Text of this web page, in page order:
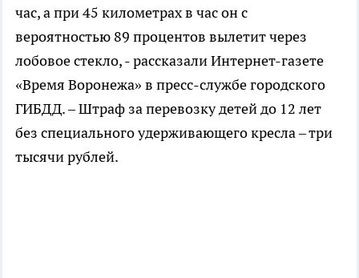
час, а при 45 километрах в час он с
вероятностью 89 процентов вылетит через
лобовое стекло, - рассказали Интернет-газете
«Время Воронежа» в пресс-службе городского
ГИБДД. – Штраф за перевозку детей до 12 лет
без специального удерживающего кресла – три
тысячи рублей.